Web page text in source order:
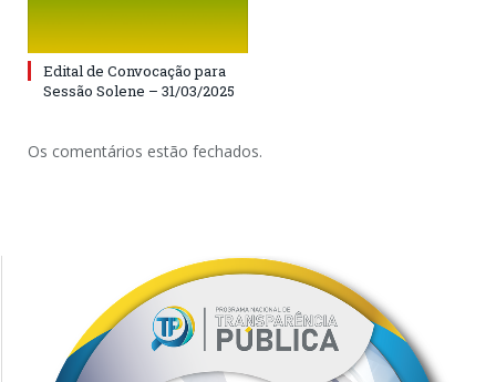
Edital de Convocação para
Sessão Solene – 31/03/2025
Os comentários estão fechados.